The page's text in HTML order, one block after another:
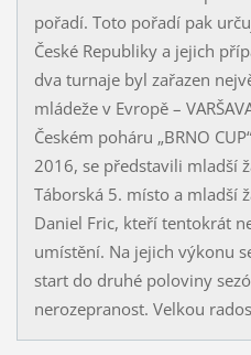
pořadí. Toto pořadí pak
České Republiky a jejich
dva turnaje byl zařazen
mládeže v Evropě –
Českém poháru „BRNO
2016, se představili mladší
Táborská 5. místo a mladší
Daniel Fric, kteří tentokrát
umístění. Na jejich výkonu
start do druhé poloviny
nerozepranost. Velkou